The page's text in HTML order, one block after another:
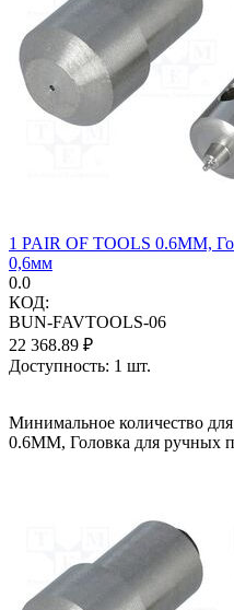
1 PAIR OF TOOLS 0.6MM,
0,6мм
0.0
КОД:
BUN-FAVTOOLS-06
22 368.89 ₽
Доступность: 1 шт.
Минимальное количество
0.6MM, Головка для ручных